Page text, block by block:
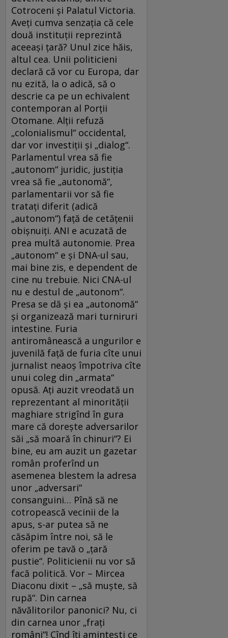
Cotroceni și Palatul Victoria.
Aveți cumva senzația că cele
două instituții reprezintă
aceeași țară? Unul zice hăis,
altul cea. Unii politicieni
declară că vor cu Europa, dar
nu ezită, la o adică, să o
descrie ca pe un echivalent
contemporan al Porții
Otomane. Alții refuză
„colonialismul“ occidental,
dar vor investiții și „dialog“.
Parlamentul vrea să fie
„autonom“ juridic, justiția
vrea să fie „autonomă“,
parlamentarii vor să fie
tratați diferit (adică
„autonom“) față de cetățenii
obișnuiți. ANI e acuzată de
prea multă autonomie. Prea
„autonom“ e și DNA-ul sau,
mai bine zis, e dependent de
cine nu trebuie. Nici CNA-ul
nu e destul de „autonom“.
Presa se dă și ea „autonomă“
și organizează mari turniruri
intestine. Furia
antiromânească a ungurilor e
juvenilă față de furia cîte unui
jurnalist neaoș împotriva cîte
unui coleg din „armata“
opusă. Ați auzit vreodată un
reprezentant al minorității
maghiare strigînd în gura
mare că dorește adversarilor
săi „să moară în chinuri“? Ei
bine, eu am auzit un gazetar
român proferînd un
asemenea blestem la adresa
unor „adversari“
consanguini… Pînă să ne
cotropească vecinii de la
apus, s-ar putea să ne
căsăpim între noi, să le
oferim pe tavă o „țară
pustie“. Politicienii nu vor să
facă politică. Vor – Mircea
Diaconu dixit – „să muște, să
rupă“. Din carnea
năvălitorilor panonici? Nu, ci
din carnea unor „frați
români“! Cînd îți amintești ce